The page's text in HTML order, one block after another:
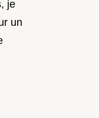
je
un